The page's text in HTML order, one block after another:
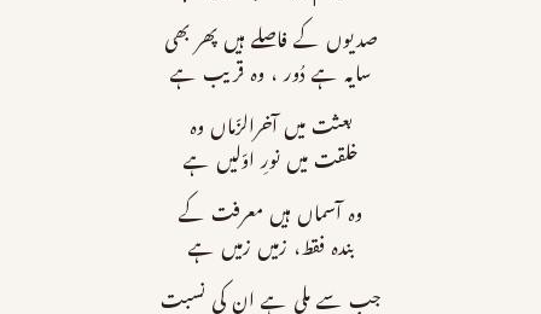
صدیوں کے فاصلے ہیں پھر بھی
سایہ ہے دُور ، وہ قریب ہے
بعثت میں آخرالزّماں وہ
خلقت میں نورِ اوّلیں ہے
وہ آسماں ہیں معرفت کے
بندہ فقط، زمیں زمیں ہے
جب سے ملی ہے ان کی نسبت